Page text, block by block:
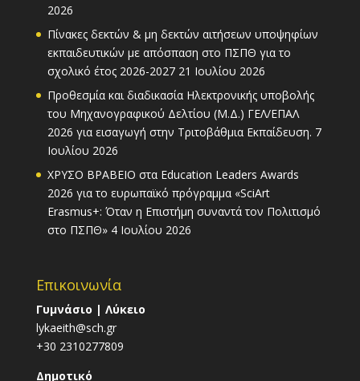
2026
Πίνακες δεκτών & μη δεκτών αιτήσεων υποψηφίων
εκπαιδευτικών με απόσπαση στο ΠΣΠΘ για το
σχολικό έτος 2026-2027 21 Ιουλίου 2026
Προθεσμία και διαδικασία Ηλεκτρονικής υποβολής
του Μηχανογραφικού Δελτίου (Μ.Δ.) ΓΕΛ/ΕΠΑΛ
2026 για εισαγωγή στην Τριτοβάθμια Εκπαίδευση. 7
Ιουλίου 2026
ΧΡΥΣΟ ΒΡΑΒΕΙΟ στα Education Leaders Awards
2026 για το ευρωπαϊκό πρόγραμμα «SciArt
Erasmus+: Όταν η Επιστήμη συναντά τον Πολιτισμό
στο ΠΣΠΘ» 4 Ιουλίου 2026
Επικοινωνία
Γυμνάσιο | Λύκειο
lykaeith@sch.gr
+30 2310277809
Δημοτικό